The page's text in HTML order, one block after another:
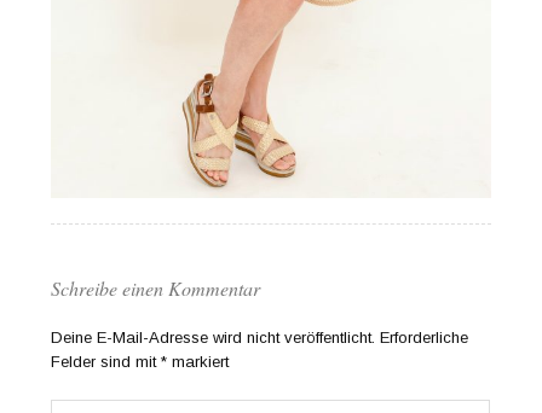
Schreibe einen Kommentar
Deine E-Mail-Adresse wird nicht veröffentlicht. Erforderliche
Felder sind mit* markiert